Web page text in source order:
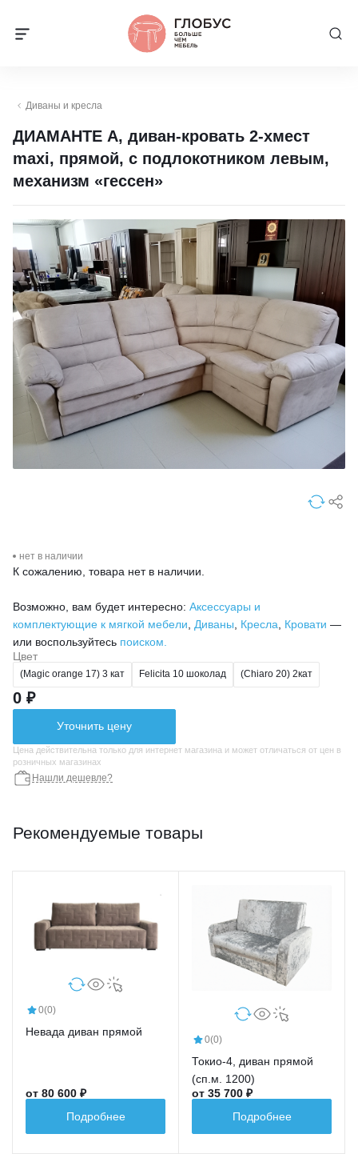
Диваны и кресла
ДИАМАНТЕ А, диван-кровать 2-хмест
maxi, прямой, с подлокотником левым,
механизм «гессен»
нет в наличии
К сожалению, товара нет в наличии.
Возможно, вам будет интересно: Аксессуары и
комплектующие к мягкой мебели
Диваны Кресла Кровати —
или воспользуйтесь поиском.
Цвет
(Magic orange 17) 3 кат Felicita 10 шоколад (Chiaro 20) 2кат
0 ₽
Уточнить цену
Цена действительна только для интернет магазина и может отличаться от цен в
розничных магазинах
Нашли дешевле?
Рекомендуемые товары
0(0)
Невада диван прямой
от 80 600 ₽
Подробнее
0(0)
Токио-4, диван прямой
(сп.м. 1200)
от 35 700 ₽
Подробнее